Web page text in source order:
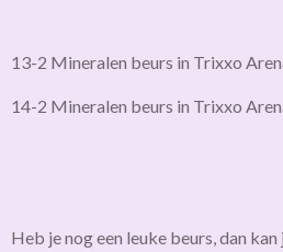
13-2 Mineralen beurs in Trixxo
14-2 Mineralen beurs in Trixxo
Heb je nog een leuke beurs, dan